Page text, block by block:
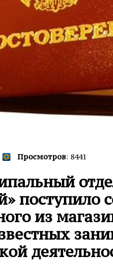
Просмотров: 8441
поступило
из